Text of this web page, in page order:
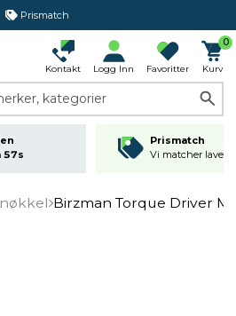
Prismatch
Kontakt Logg Inn Favoritter
0
Kurv
kategorier
56s
Prismatch
Vi matcher
Birzman Torque Driver